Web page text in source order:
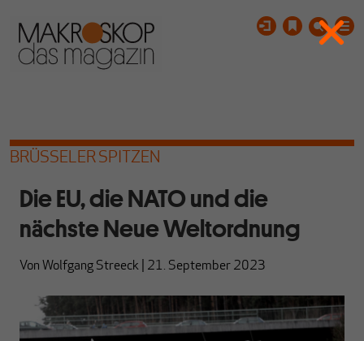
BRÜSSELER SPITZEN
Die EU, die NATO und die
nächste Neue Weltordnung
Von Wolfgang Streeck 21. September 2023